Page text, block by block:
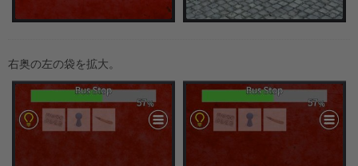
右奥の左の袋を拡大。